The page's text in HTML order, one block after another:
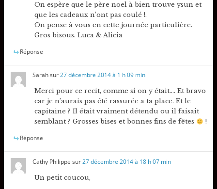
On espère que le père noel à bien trouve ysun et
que les cadeaux n’ont pas coulé !.
On pense à vous en cette journée particulière.
Gros bisous. Luca & Alicia
Réponse
Sarahsur27 décembre 2014 à 1 h 09 min
Merci pour ce recit, comme si on y était…. Et bravo
car je n’aurais pas été rassurée a ta place. Et le
capitaine ? Il était vraiment détendu ou il faisait
semblant ? Grosses bises et bonnes fins de fêtes
!
Réponse
Cathy Philippe sur27 décembre 2014 à 18 h 07 min
Un petit coucou,